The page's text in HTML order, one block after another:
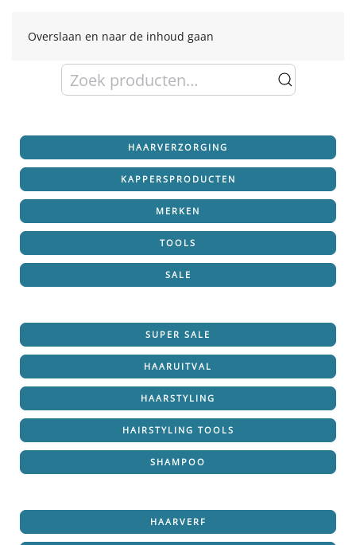
Overslaan en naar de inhoud gaan
Zoeken
naar:
HAARVERZORGING
KAPPERSPRODUCTEN
MERKEN
TOOLS
SALE
SUPER SALE
HAARUITVAL
HAARSTYLING
HAIRSTYLING TOOLS
SHAMPOO
HAARVERF